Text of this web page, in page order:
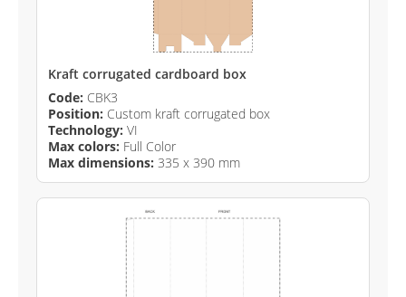
Kraft corrugated cardboard box
Code: CBK3
Position: Custom kraft corrugated box
Technology: VI
Max colors: Full Color
Max dimensions: 335 x 390 mm